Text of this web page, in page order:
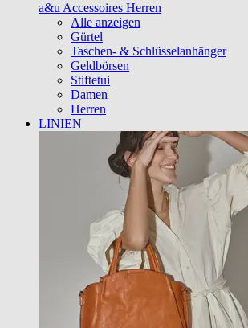
a&u Accessoires Herren
Alle anzeigen
Gürtel
Taschen- & Schlüsselanhänger
Geldbörsen
Stiftetui
Damen
Herren
LINIEN